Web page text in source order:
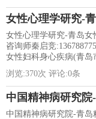
女性心理学研究-
女性心理学研究-青岛
咨询师秦启竞
女性妇科身心疾病(青岛
浏览:370次 评论:0条
中国精神病研究
中国精神病研究院-青